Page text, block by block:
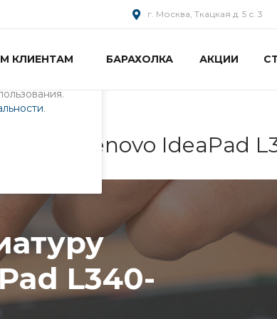
и
.
г. Москва, Ткацкая д. 5 с. 3
КЛИЕНТАМ БАРАХОЛКА АКЦИИ
Lenovo IdeaPad
L340-